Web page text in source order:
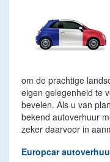
om de prachtige
eigen gelegenheid te
bevelen. Als u van
bekend autoverhuur
zeker daarvoor in
Europcar